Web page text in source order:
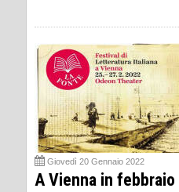
Giovedì 20 Gennaio 2022
A Vienna in